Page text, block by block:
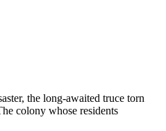
the long-awaited truce torn
colony whose residents